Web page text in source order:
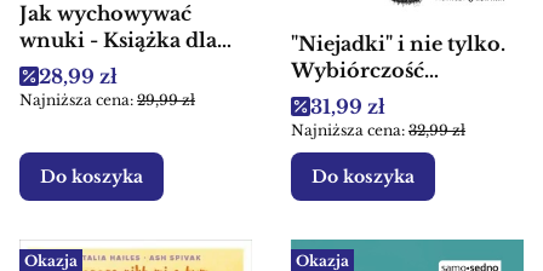
Jak wychowywać
wnuki - Książka dla
dziedków
Cena promocyjna
28,99 zł
Najniższa cena: 29,99 zł
Do koszyka
"Niejadki" i nie tylko.
Wybiórczość
pokarmowa, neofobia
i marudne jedzenie -
Książka dla rodziców
Cena promocyjna
31,99 zł
Najniższa cena: 32,99 zł
Do koszyka
Okazja Okazja